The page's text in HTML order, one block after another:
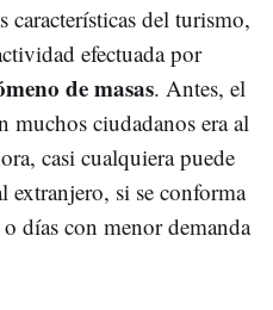
características del turismo,
efectuada por
de masas. Antes, el
muchos ciudadanos era al
casi cualquiera puede
extranjero, si se conforma
días con menor demanda